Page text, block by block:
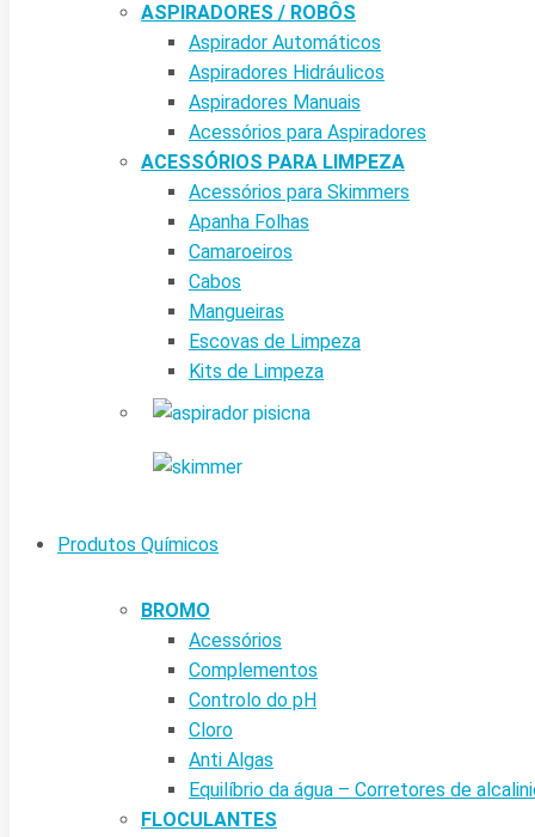
ASPIRADORES / ROBÔS
Aspirador Automáticos
Aspiradores Hidráulicos
Aspiradores Manuais
Acessórios para Aspiradores
ACESSÓRIOS PARA LIMPEZA
Acessórios para Skimmers
Apanha Folhas
Camaroeiros
Cabos
Mangueiras
Escovas de Limpeza
Kits de Limpeza
Produtos Químicos
BROMO
Acessórios
Complementos
Controlo do pH
Cloro
Anti Algas
Equilíbrio da água – Corretores de
FLOCULANTES